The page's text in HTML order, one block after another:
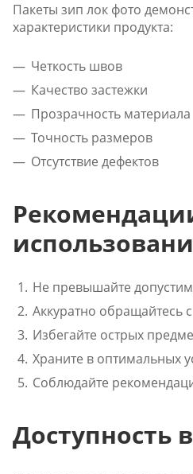
Пакеты зип лок фото
характеристики продукта:
Четкость швов
Качество застежки
Прозрачность материала
Точность размеров
Отсутствие дефектов
Не превышайте
Аккуратно обращайтесь
Избегайте острых
Храните в оптимальных
Соблюдайте
Доступность